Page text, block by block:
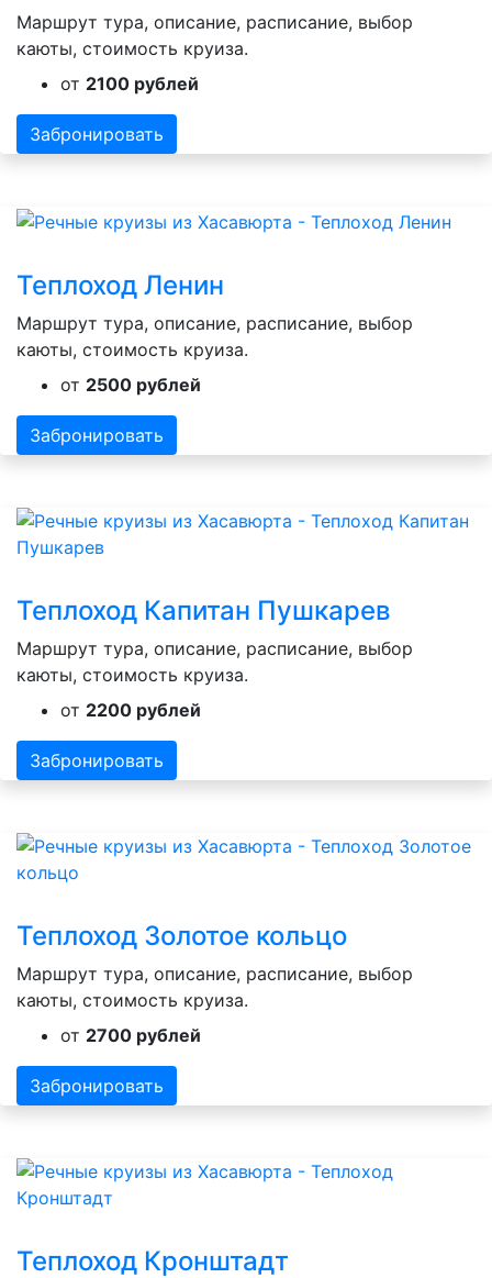
Маршрут тура, описание, расписание, выбор
каюты, стоимость круиза.
от 2100 рублей
Забронировать
Теплоход Ленин
Маршрут тура, описание, расписание, выбор
каюты, стоимость круиза.
от 2500 рублей
Забронировать
Теплоход Капитан Пушкарев
Маршрут тура, описание, расписание, выбор
каюты, стоимость круиза.
от 2200 рублей
Забронировать
Теплоход Золотое кольцо
Маршрут тура, описание, расписание, выбор
каюты, стоимость круиза.
от 2700 рублей
Забронировать
Теплоход Кронштадт